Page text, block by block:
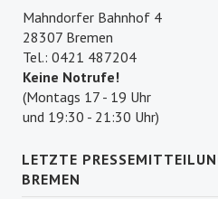
Mahndorfer Bahnhof 4
28307 Bremen
Tel.: 0421 487204
Keine Notrufe!
(Montags 17 - 19 Uhr
und 19:30 - 21:30 Uhr)
LETZTE
BREMEN